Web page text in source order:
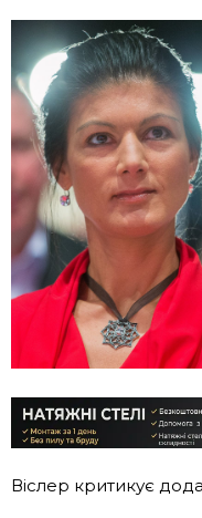
Віслер критикує